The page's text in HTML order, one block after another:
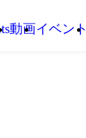
動画イベント